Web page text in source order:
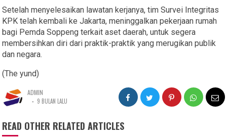
Setelah menyelesaikan lawatan kerjanya, tim Survei Integritas
KPK telah kembali ke Jakarta, meninggalkan pekerjaan rumah
bagi Pemda Soppeng terkait aset daerah, untuk segera
membersihkan diri dari praktik-praktik yang merugikan publik
dan negara.
(The yund)
ADMIN
- 9 BULAN LALU
READ OTHER RELATED ARTICLES